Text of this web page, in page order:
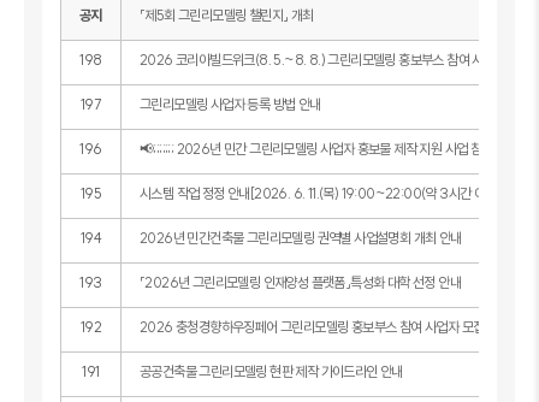
공지 「제5회 그린리모델링 챌린지」 개최
198 2026 코리아빌드위크(8. 5.~8. 8.) 그린리모델링 홍보부스 참여 사업자 모집
197 그린리모델링 사업자 등록 방법 안내
196 📢;;;;;;; 2026년 민간 그린리모델링 사업자 홍보물 제작 지원 사업 참여자 모집
195 시스템 작업 정정 안내[2026. 6. 11.(목) 19:00~22:00(약 3시간 예정)]
194 2026년 민간건축물 그린리모델링 권역별 사업설명회 개최 안내
193 「2026년 그린리모델링 인재양성 플랫폼」특성화 대학 선정 안내
192 2026 충청경향하우징페어 그린리모델링 홍보부스 참여 사업자 모집
191 공공건축물 그린리모델링 현판 제작 가이드라인 안내